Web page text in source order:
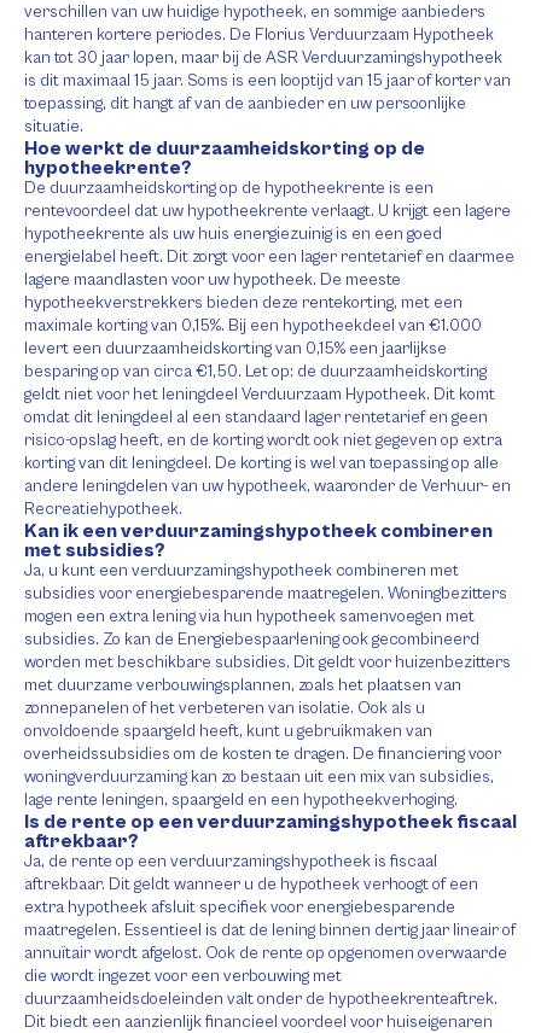
verschillen van uw huidige hypotheek, en sommige aanbieders
hanteren kortere periodes. De Florius Verduurzaam Hypotheek
kan tot 30 jaar lopen, maar bij de ASR Verduurzamingshypotheek
is dit maximaal 15 jaar. Soms is een looptijd van 15 jaar of korter van
toepassing, dit hangt af van de aanbieder en uw persoonlijke
situatie.
Hoe werkt de duurzaamheidskorting op de
hypotheekrente?
De duurzaamheidskorting op de hypotheekrente is een
rentevoordeel dat uw hypotheekrente verlaagt. U krijgt een lagere
hypotheekrente als uw huis energiezuinig is en een goed
energielabel heeft. Dit zorgt voor een lager rentetarief en daarmee
lagere maandlasten voor uw hypotheek. De meeste
hypotheekverstrekkers bieden deze rentekorting, met een
maximale korting van 0,15%. Bij een hypotheekdeel van €1.000
levert een duurzaamheidskorting van 0,15% een jaarlijkse
besparing op van circa €1,50. Let op: de duurzaamheidskorting
geldt niet voor het leningdeel Verduurzaam Hypotheek. Dit komt
omdat dit leningdeel al een standaard lager rentetarief en geen
risico-opslag heeft, en de korting wordt ook niet gegeven op extra
korting van dit leningdeel. De korting is wel van toepassing op alle
andere leningdelen van uw hypotheek, waaronder de Verhuur- en
Recreatiehypotheek.
Kan ik een verduurzamingshypotheek combineren
met subsidies?
Ja, u kunt een verduurzamingshypotheek combineren met
subsidies voor energiebesparende maatregelen. Woningbezitters
mogen een extra lening via hun hypotheek samenvoegen met
subsidies. Zo kan de Energiebespaarlening ook gecombineerd
worden met beschikbare subsidies. Dit geldt voor huizenbezitters
met duurzame verbouwingsplannen, zoals het plaatsen van
zonnepanelen of het verbeteren van isolatie. Ook als u
onvoldoende spaargeld heeft, kunt u gebruikmaken van
overheidssubsidies om de kosten te dragen. De financiering voor
woningverduurzaming kan zo bestaan uit een mix van subsidies,
lage rente leningen, spaargeld en een hypotheekverhoging.
Is de rente op een verduurzamingshypotheek fiscaal
aftrekbaar?
Ja, de rente op een verduurzamingshypotheek is fiscaal
aftrekbaar. Dit geldt wanneer u de hypotheek verhoogt of een
extra hypotheek afsluit specifiek voor energiebesparende
maatregelen. Essentieel is dat de lening binnen dertig jaar lineair of
annuïtair wordt afgelost. Ook de rente op opgenomen overwaarde
die wordt ingezet voor een verbouwing met
duurzaamheidsdoeleinden valt onder de hypotheekrenteaftrek.
Dit biedt een aanzienlijk financieel voordeel voor huiseigenaren